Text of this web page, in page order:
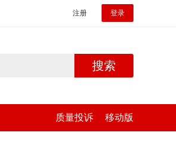
注册 登录
搜索
质量投诉 移动版